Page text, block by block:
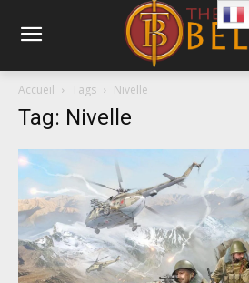
Accueil Tags Nivelle
Tag: Nivelle